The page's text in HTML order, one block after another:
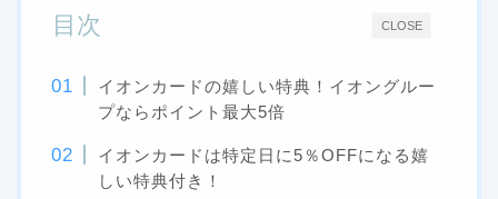
CLOSE
目次
イオンカードの嬉しい特典！イオングルー
プならポイント最大5倍
イオンカードは特定日に5％OFFになる嬉
しい特典付き！